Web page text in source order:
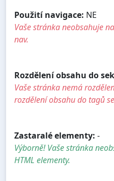
Použití navigace: NE
Vaše stránka neobsahuje
nav.
Rozdělení obsahu do
Vaše stránka nemá
rozdělení obsahu do tagů
Zastaralé elementy: -
Výborně! Vaše stránka
HTML elementy.